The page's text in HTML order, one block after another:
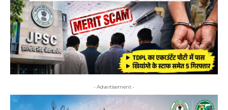
- Advertisement -